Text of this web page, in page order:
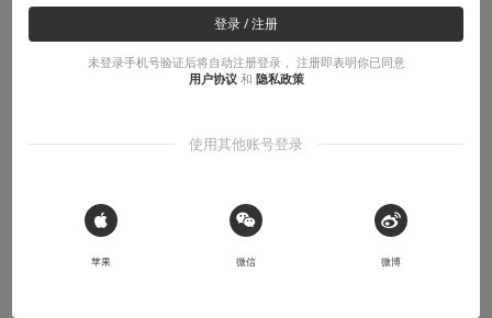
从《孤勇者》开始，回忆几首当年炙手可热
的游戏中文主题曲
除了《孤勇者》以外，还有哪些火出圈的游戏主题曲
杉果娘 2022-07-01
本文系用户投稿，不代表机核网观点
收听本文
登录 / 注册
未登录手机号验证后将自动注册登录， 注册即表明你已同意
用户协议 和 隐私政策
使用其他账号登录
 Sign in with Apple
苹果 微信 微博